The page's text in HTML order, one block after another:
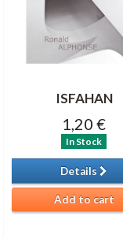
ISFAHAN
1,20 €
In Stock
Details
Add to cart